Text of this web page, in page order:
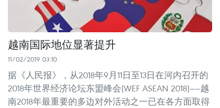
越南国际地位显著提升
11/02/2019 03:10
据《人民报》，从2018年9月11日至13日在河内召开的
2018年世界经济论坛东盟峰会(WEF ASEAN 2018)——越
南2018年最重要的多边对外活动之一已在各方面取得